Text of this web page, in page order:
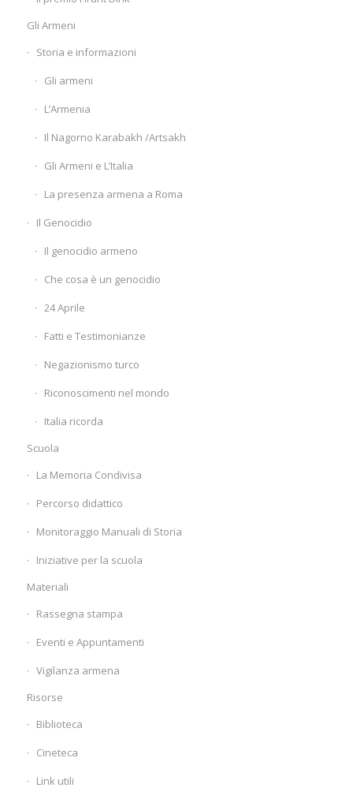
Gli Armeni
Storia e informazioni
Gli armeni
L’Armenia
Il Nagorno Karabakh /Artsakh
Gli Armeni e L’Italia
La presenza armena a Roma
Il Genocidio
Il genocidio armeno
Che cosa è un genocidio
24 Aprile
Fatti e Testimonianze
Negazionismo turco
Riconoscimenti nel mondo
Italia ricorda
Scuola
La Memoria Condivisa
Percorso didattico
Monitoraggio Manuali di Storia
Iniziative per la scuola
Materiali
Rassegna stampa
Eventi e Appuntamenti
Vigilanza armena
Risorse
Biblioteca
Cineteca
Link utili